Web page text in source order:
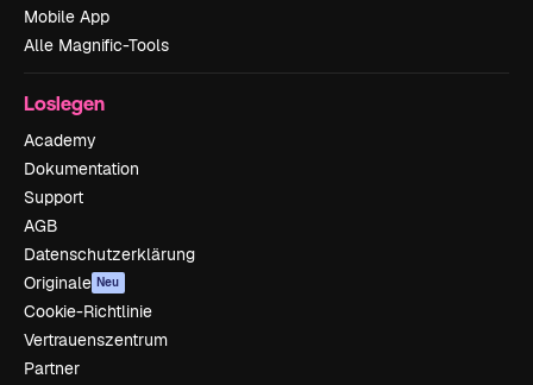
Mobile App
Alle Magnific-Tools
Loslegen
Academy
Dokumentation
Support
AGB
Datenschutzerklärung
Originale Neu
Cookie-Richtlinie
Vertrauenszentrum
Partner